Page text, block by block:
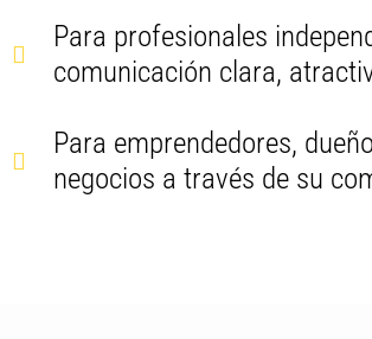
Para profesionales
comunicación clara,
Para emprendedores,
negocios a través de su